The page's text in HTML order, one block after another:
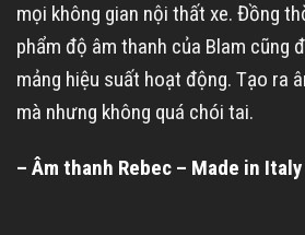
mọi không gian nội thất xe. Đồng
phẩm độ âm thanh của Blam cũng
mảng hiệu suất hoạt động. Tạo ra
mà nhưng không quá chói tai.
– Âm thanh Rebec – Made in Italy